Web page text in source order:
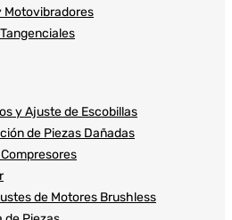
Motovibradores
y Ajuste de Escobillas
de Piezas Dañadas
de Motores Brushless